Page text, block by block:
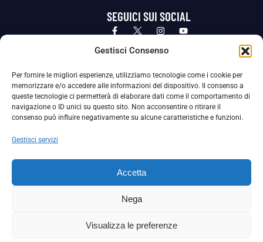
Gestisci Consenso
Per fornire le migliori esperienze, utilizziamo tecnologie come i cookie per
memorizzare e/o accedere alle informazioni del dispositivo. Il consenso a
queste tecnologie ci permetterà di elaborare dati come il comportamento di
navigazione o ID unici su questo sito. Non acconsentire o ritirare il
consenso può influire negativamente su alcune caratteristiche e funzioni.
Gestisci servizi
Accetta
Nega
Visualizza le preferenze
SEGUICI SUI SOCIAL
Privacy Policy Cookie Policy
La Società ha nominato il Responsabile della Protezione dei Dati Personali (DPO), figura specializzata che vigila sulle modalità
adottate dalla nostra Società per tutelare i Suoi dati personali.
Per contattare il DPO può scrivere a
La Società ha inoltre adottato un proprio Codice Etico, consultabile al seguente link:
Scarica il Codice Etico